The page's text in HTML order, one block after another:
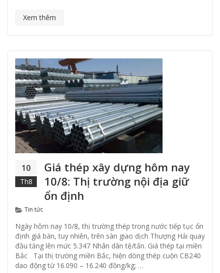
Xem thêm
10
Th8
Giá thép xây dựng hôm nay
10/8: Thị trường nội địa giữ
ổn định
Categories
Tin tức
Ngày hôm nay 10/8, thị trường thép trong nước tiếp tục ổn
định giá bán, tuy nhiên, trên sàn giao dịch Thượng Hải quay
đầu tăng lên mức 5.347 Nhân dân tệ/tấn. Giá thép tại miền
Bắc Tại thị trường miền Bắc, hiện dòng thép cuộn CB240
dao động từ 16.090 – 16.240 đồng/kg; …